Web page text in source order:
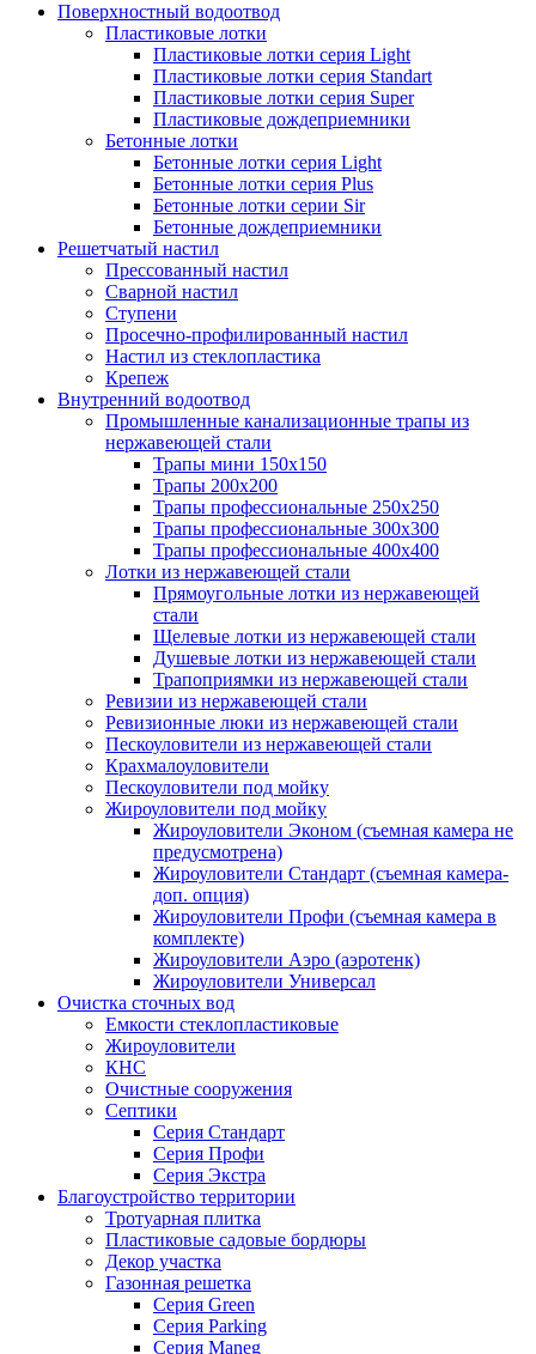
Поверхностный водоотвод
Пластиковые лотки
Пластиковые лотки серия Light
Пластиковые лотки серия Standart
Пластиковые лотки серия Super
Пластиковые дождеприемники
Бетонные лотки
Бетонные лотки серия Light
Бетонные лотки серия Plus
Бетонные лотки серии Sir
Бетонные дождеприемники
Решетчатый настил
Прессованный настил
Сварной настил
Ступени
Просечно-профилированный настил
Настил из стеклопластика
Крепеж
Внутренний водоотвод
Промышленные канализационные трапы из
нержавеющей стали
Трапы мини 150х150
Трапы 200х200
Трапы профессиональные 250х250
Трапы профессиональные 300х300
Трапы профессиональные 400х400
Лотки из нержавеющей стали
Прямоугольные лотки из нержавеющей
стали
Щелевые лотки из нержавеющей стали
Душевые лотки из нержавеющей стали
Трапоприямки из нержавеющей стали
Ревизии из нержавеющей стали
Ревизионные люки из нержавеющей стали
Пескоуловители из нержавеющей стали
Крахмалоуловители
Пескоуловители под мойку
Жироуловители под мойку
Жироуловители Эконом (съемная камера не
предусмотрена)
Жироуловители Стандарт (съемная камера-
доп. опция)
Жироуловители Профи (съемная камера в
комплекте)
Жироуловители Аэро (аэротенк)
Жироуловители Универсал
Очистка сточных вод
Емкости стеклопластиковые
Жироуловители
КНС
Очистные сооружения
Септики
Серия Стандарт
Серия Профи
Серия Экстра
Благоустройство территории
Тротуарная плитка
Пластиковые садовые бордюры
Декор участка
Газонная решетка
Серия Green
Серия Parking
Серия Maneg